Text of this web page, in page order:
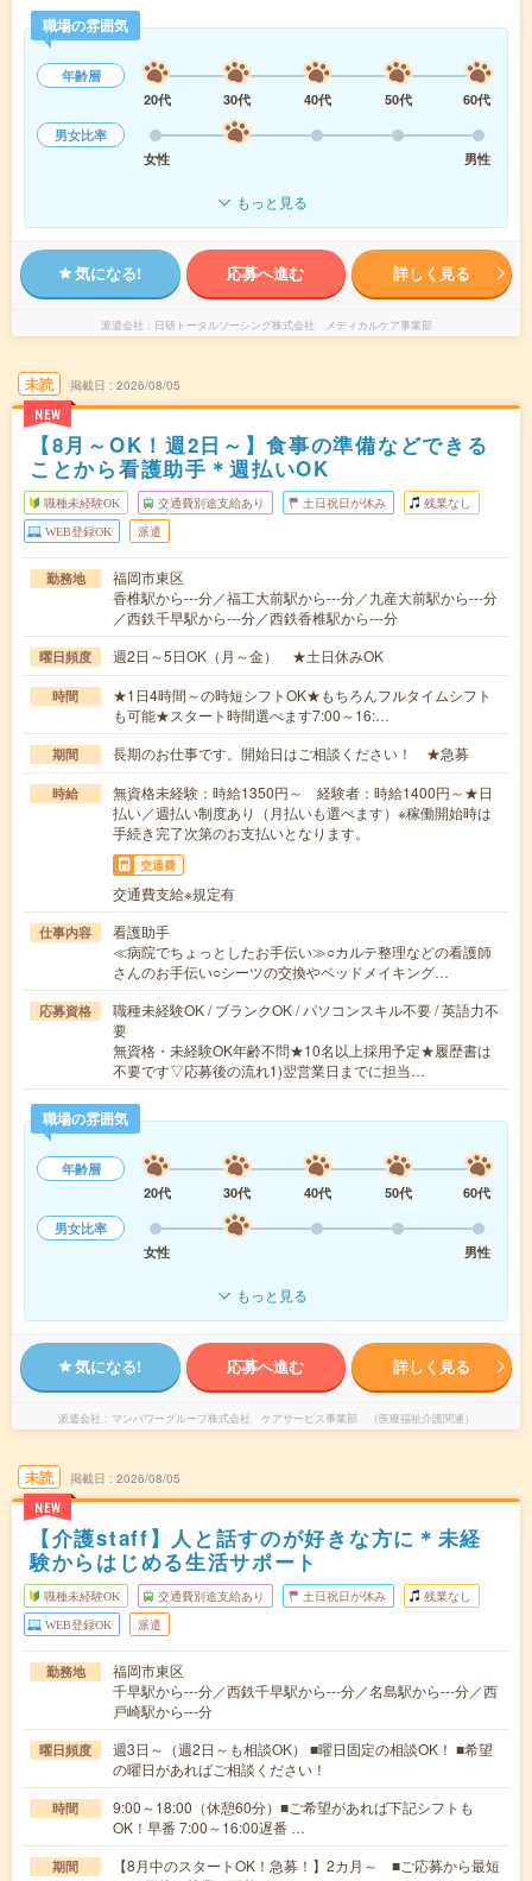
職場の雰囲気
年齢層
20代
30代 40代 50代
60代
男女比率
女性
男性
もっと見る
気になる! 応募へ進む 詳しく見る
派遣会社 日研トータルソーシング株式会社 メディカルケア事業部
未読
NEW
掲載日 2026/08/05
【8月～OK！週2日～】食事の準備などできる
ことから看護助手＊週払いOK
職種未経験OK 交通費別途支給あり 土日祝日が休み 残業なし
WEB登録OK 派遣
勤務地
福岡市東区
香椎駅から---分／福工大前駅から---分／九産大前駅から---分
／西鉄千早駅から---分／西鉄香椎駅から---分
曜日頻度 週2日～5日OK（月～金） ★土日休みOK
時間
★1日4時間～の時短シフトOK★もちろんフルタイムシフト
も可能★スタート時間選べます7:00～16:…
期間 長期のお仕事です。開始日はご相談ください！ ★急募
時給
無資格未経験：時給1350円～ 経験者：時給1400円～★日
払い／週払い制度あり（月払いも選べます）※稼働開始時は
手続き完了次第のお支払いとなります。
交通費
交通費支給※規定有
仕事内容
看護助手
≪病院でちょっとしたお手伝い≫○カルテ整理などの看護師
さんのお手伝い○シーツの交換やベッドメイキング…
応募資格
職種未経験OK / ブランクOK / パソコンスキル不要 / 英語力不
要
無資格・未経験OK年齢不問★10名以上採用予定★履歴書は
不要です▽応募後の流れ1)翌営業日までに担当…
職場の雰囲気
年齢層
20代
30代 40代 50代
60代
男女比率
女性
男性
もっと見る
気になる! 応募へ進む 詳しく見る
派遣会社 マンパワーグループ株式会社 ケアサービス事業部 （医療福祉介護関連）
未読
NEW
掲載日 2026/08/05
【介護staff】人と話すのが好きな方に＊未経
験からはじめる生活サポート
職種未経験OK 交通費別途支給あり 土日祝日が休み 残業なし
WEB登録OK 派遣
勤務地
福岡市東区
千早駅から---分／西鉄千早駅から---分／名島駅から---分／西
戸崎駅から---分
曜日頻度
週3日～（週2日～も相談OK） ■曜日固定の相談OK！ ■希望
の曜日があればご相談ください！
時間
9:00～18:00（休憩60分）■ご希望があれば下記シフトも
OK！早番 7:00～16:00遅番 …
期間
【8月中のスタートOK！急募！】2カ月～ ■ご応募から最短